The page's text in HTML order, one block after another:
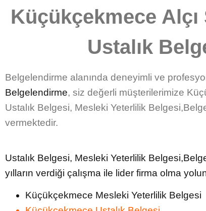
Küçükçekmece Alçı
Ustalık
Belgelendirme alanında deneyimli ve
Belgelendirme, siz değerli müşterilerimize
Ustalık Belgesi, Mesleki Yeterlilik
vermektedir.
Ustalık Belgesi, Mesleki Yeterlilik
yılların verdiği çalışma ile lider firma olma
Küçükçekmece Mesleki Yeterlilik Belgesi